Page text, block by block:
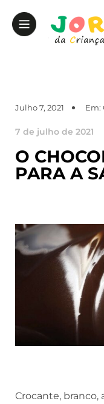
Julho 7, 2021 Em:
7 de julho de 2021
O
PARA A
Crocante, branco,